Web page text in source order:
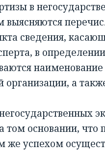
в
выясняются
сведения,
в
наименование
организации, а
том основании, что
же успехом